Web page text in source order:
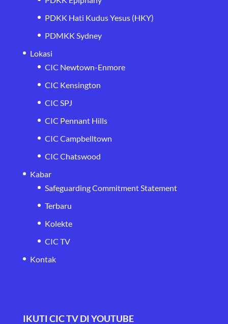
PDKK Hati Kudus Yesus (HKY)
PDMKK Sydney
Lokasi
CIC Newtown-Enmore
CIC Kensington
CIC SPJ
CIC Pennant Hills
CIC Campbelltown
CIC Chatswood
Kabar
Safeguarding Commitment Statement
Terbaru
Kolekte
CIC TV
Kontak
IKUTI CIC TV DI YOUTUBE